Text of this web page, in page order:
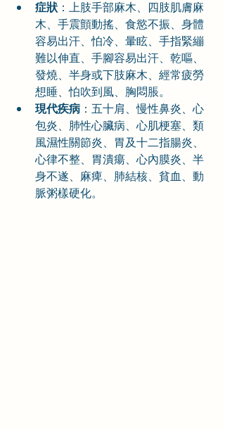
症狀 ：上肢手部麻木、四肢肌膚麻
木、手震顫動搖、食慾不振、身體
容易出汗、怕冷、暈眩、手指緊繃
難以伸直、手腳容易出汗、乾嘔、
發燒、半身或下肢麻木、經常疲勞
想睡、怕吹到風、胸悶脹。
現代疾病 ：五十肩、慢性鼻炎、心
包炎、肺性心臟病、心肌梗塞、類
風濕性關節炎、胃及十二指腸炎、
心律不整、胃潰瘍、心內膜炎、半
身不遂、麻痺、肺結核、貧血、動
脈粥樣硬化。